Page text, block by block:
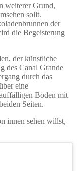
weiterer Grund,
sollt.
der
die Begeisterung
der künstliche
des Canal Grande
durch das
eine
Boden mit
Seiten.
innen sehen willst,